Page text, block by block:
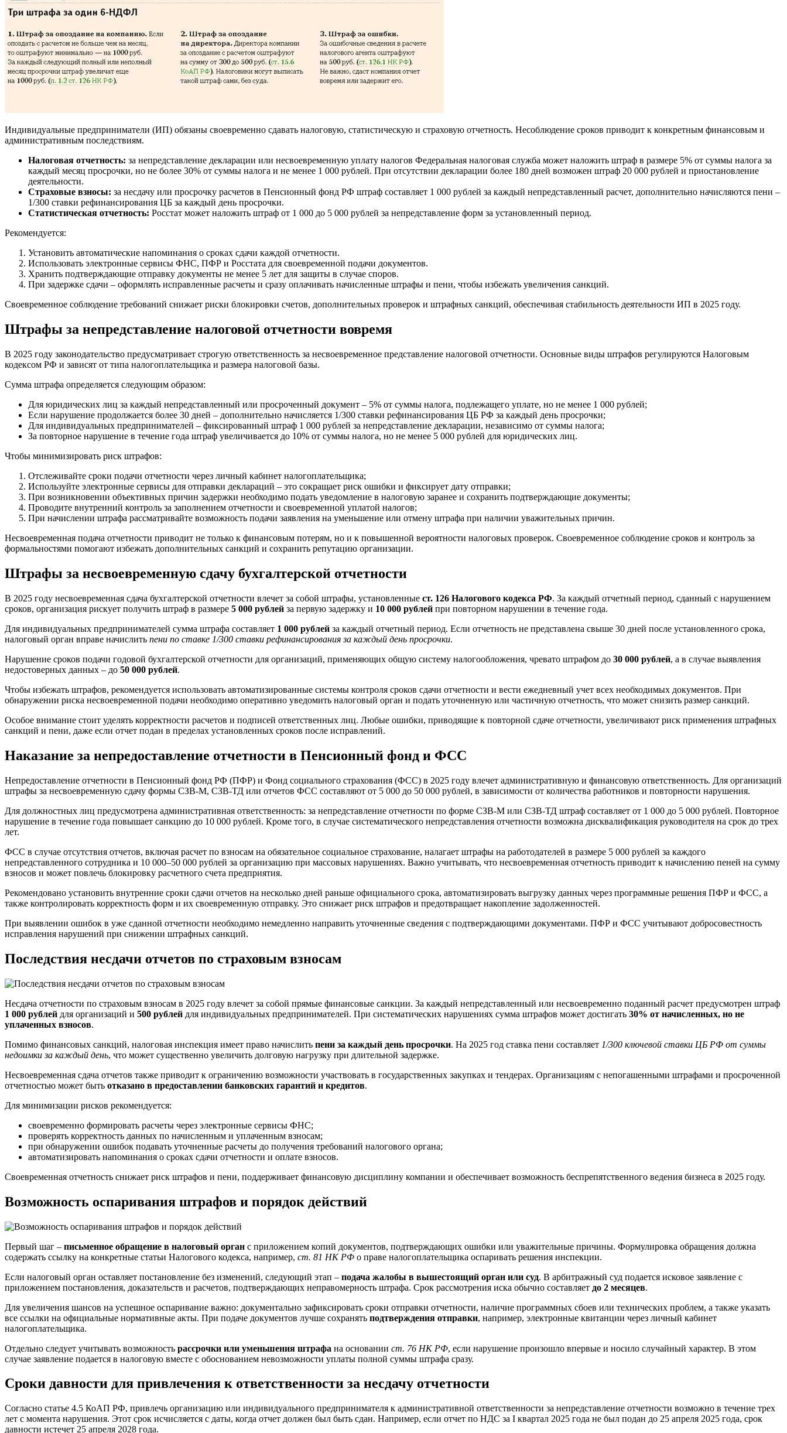
Индивидуальные предприниматели (ИП) обязаны своевременно сдавать налоговую, статистическую и страховую отчетность. Несоблюдение сроков приводит к конкретным финансовым и
административным последствиям.
Налоговая отчетность: за непредставление декларации или несвоевременную уплату налогов Федеральная налоговая служба может наложить штраф в размере 5% от суммы налога за
каждый месяц просрочки, но не более 30% от суммы налога и не менее 1 000 рублей. При отсутствии декларации более 180 дней возможен штраф 20 000 рублей и приостановление
деятельности.
Страховые взносы: за несдачу или просрочку расчетов в Пенсионный фонд РФ штраф составляет 1 000 рублей за каждый непредставленный расчет, дополнительно начисляются пени –
1/300 ставки рефинансирования ЦБ за каждый день просрочки.
Статистическая отчетность: Росстат может наложить штраф от 1 000 до 5 000 рублей за непредставление форм за установленный период.
Рекомендуется:
Установить автоматические напоминания о сроках сдачи каждой отчетности.
Использовать электронные сервисы ФНС, ПФР и Росстата для своевременной подачи документов.
Хранить подтверждающие отправку документы не менее 5 лет для защиты в случае споров.
При задержке сдачи – оформлять исправленные расчеты и сразу оплачивать начисленные штрафы и пени, чтобы избежать увеличения санкций.
Своевременное соблюдение требований снижает риски блокировки счетов, дополнительных проверок и штрафных санкций, обеспечивая стабильность деятельности ИП в 2025 году.
Штрафы за непредставление налоговой отчетности вовремя
В 2025 году законодательство предусматривает строгую ответственность за несвоевременное представление налоговой отчетности. Основные виды штрафов регулируются Налоговым
кодексом РФ и зависят от типа налогоплательщика и размера налоговой базы.
Сумма штрафа определяется следующим образом:
Для юридических лиц за каждый непредставленный или просроченный документ – 5% от суммы налога, подлежащего уплате, но не менее 1 000 рублей;
Если нарушение продолжается более 30 дней – дополнительно начисляется 1/300 ставки рефинансирования ЦБ РФ за каждый день просрочки;
Для индивидуальных предпринимателей – фиксированный штраф 1 000 рублей за непредставление декларации, независимо от суммы налога;
За повторное нарушение в течение года штраф увеличивается до 10% от суммы налога, но не менее 5 000 рублей для юридических лиц.
Чтобы минимизировать риск штрафов:
Отслеживайте сроки подачи отчетности через личный кабинет налогоплательщика;
Используйте электронные сервисы для отправки деклараций – это сокращает риск ошибки и фиксирует дату отправки;
При возникновении объективных причин задержки необходимо подать уведомление в налоговую заранее и сохранить подтверждающие документы;
Проводите внутренний контроль за заполнением отчетности и своевременной уплатой налогов;
При начислении штрафа рассматривайте возможность подачи заявления на уменьшение или отмену штрафа при наличии уважительных причин.
Несвоевременная подача отчетности приводит не только к финансовым потерям, но и к повышенной вероятности налоговых проверок. Своевременное соблюдение сроков и контроль за
формальностями помогают избежать дополнительных санкций и сохранить репутацию организации.
Штрафы за несвоевременную сдачу бухгалтерской отчетности
В 2025 году несвоевременная сдача бухгалтерской отчетности влечет за собой штрафы, установленные ст. 126 Налогового кодекса РФ. За каждый отчетный период, сданный с нарушением
сроков, организация рискует получить штраф в размере 5 000 рублей за первую задержку и 10 000 рублей при повторном нарушении в течение года.
Для индивидуальных предпринимателей сумма штрафа составляет 1 000 рублей за каждый отчетный период. Если отчетность не представлена свыше 30 дней после установленного срока,
налоговый орган вправе начислить пени по ставке 1/300 ставки рефинансирования за каждый день просрочки.
Нарушение сроков подачи годовой бухгалтерской отчетности для организаций, применяющих общую систему налогообложения, чревато штрафом до 30 000 рублей, а в случае выявления
недостоверных данных – до 50 000 рублей.
Чтобы избежать штрафов, рекомендуется использовать автоматизированные системы контроля сроков сдачи отчетности и вести ежедневный учет всех необходимых документов. При
обнаружении риска несвоевременной подачи необходимо оперативно уведомить налоговый орган и подать уточненную или частичную отчетность, что может снизить размер санкций.
Особое внимание стоит уделять корректности расчетов и подписей ответственных лиц. Любые ошибки, приводящие к повторной сдаче отчетности, увеличивают риск применения штрафных
санкций и пени, даже если отчет подан в пределах установленных сроков после исправлений.
Наказание за непредоставление отчетности в Пенсионный фонд и ФСС
Непредоставление отчетности в Пенсионный фонд РФ (ПФР) и Фонд социального страхования (ФСС) в 2025 году влечет административную и финансовую ответственность. Для организаций
штрафы за несвоевременную сдачу формы СЗВ-М, СЗВ-ТД или отчетов ФСС составляют от 5 000 до 50 000 рублей, в зависимости от количества работников и повторности нарушения.
Для должностных лиц предусмотрена административная ответственность: за непредставление отчетности по форме СЗВ-М или СЗВ-ТД штраф составляет от 1 000 до 5 000 рублей. Повторное
нарушение в течение года повышает санкцию до 10 000 рублей. Кроме того, в случае систематического непредставления отчетности возможна дисквалификация руководителя на срок до трех
лет.
ФСС в случае отсутствия отчетов, включая расчет по взносам на обязательное социальное страхование, налагает штрафы на работодателей в размере 5 000 рублей за каждого
непредставленного сотрудника и 10 000–50 000 рублей за организацию при массовых нарушениях. Важно учитывать, что несвоевременная отчетность приводит к начислению пеней на сумму
взносов и может повлечь блокировку расчетного счета предприятия.
Рекомендовано установить внутренние сроки сдачи отчетов на несколько дней раньше официального срока, автоматизировать выгрузку данных через программные решения ПФР и ФСС, а
также контролировать корректность форм и их своевременную отправку. Это снижает риск штрафов и предотвращает накопление задолженностей.
При выявлении ошибок в уже сданной отчетности необходимо немедленно направить уточненные сведения с подтверждающими документами. ПФР и ФСС учитывают добросовестность
исправления нарушений при снижении штрафных санкций.
Последствия несдачи отчетов по страховым взносам
Несдача отчетности по страховым взносам в 2025 году влечет за собой прямые финансовые санкции. За каждый непредставленный или несвоевременно поданный расчет предусмотрен штраф
1 000 рублей для организаций и 500 рублей для индивидуальных предпринимателей. При систематических нарушениях сумма штрафов может достигать 30% от начисленных, но не
уплаченных взносов.
Помимо финансовых санкций, налоговая инспекция имеет право начислить пени за каждый день просрочки. На 2025 год ставка пени составляет 1/300 ключевой ставки ЦБ РФ от суммы
недоимки за каждый день, что может существенно увеличить долговую нагрузку при длительной задержке.
Несвоевременная сдача отчетов также приводит к ограничению возможности участвовать в государственных закупках и тендерах. Организациям с непогашенными штрафами и просроченной
отчетностью может быть отказано в предоставлении банковских гарантий и кредитов.
Для минимизации рисков рекомендуется:
своевременно формировать расчеты через электронные сервисы ФНС;
проверять корректность данных по начисленным и уплаченным взносам;
при обнаружении ошибок подавать уточненные расчеты до получения требований налогового органа;
автоматизировать напоминания о сроках сдачи отчетности и оплате взносов.
Своевременная отчетность снижает риск штрафов и пени, поддерживает финансовую дисциплину компании и обеспечивает возможность беспрепятственного ведения бизнеса в 2025 году.
Возможность оспаривания штрафов и порядок действий
Первый шаг – письменное обращение в налоговый орган с приложением копий документов, подтверждающих ошибки или уважительные причины. Формулировка обращения должна
содержать ссылку на конкретные статьи Налогового кодекса, например, ст. 81 НК РФ о праве налогоплательщика оспаривать решения инспекции.
Если налоговый орган оставляет постановление без изменений, следующий этап – подача жалобы в вышестоящий орган или суд. В арбитражный суд подается исковое заявление с
приложением постановления, доказательств и расчетов, подтверждающих неправомерность штрафа. Срок рассмотрения иска обычно составляет до 2 месяцев.
Для увеличения шансов на успешное оспаривание важно: документально зафиксировать сроки отправки отчетности, наличие программных сбоев или технических проблем, а также указать
все ссылки на официальные нормативные акты. При подаче документов лучше сохранять подтверждения отправки, например, электронные квитанции через личный кабинет
налогоплательщика.
Отдельно следует учитывать возможность рассрочки или уменьшения штрафа на основании ст. 76 НК РФ, если нарушение произошло впервые и носило случайный характер. В этом
случае заявление подается в налоговую вместе с обоснованием невозможности уплаты полной суммы штрафа сразу.
Сроки давности для привлечения к ответственности за несдачу отчетности
Согласно статье 4.5 КоАП РФ, привлечь организацию или индивидуального предпринимателя к административной ответственности за непредставление отчетности возможно в течение трех
лет с момента нарушения. Этот срок исчисляется с даты, когда отчет должен был быть сдан. Например, если отчет по НДС за I квартал 2025 года не был подан до 25 апреля 2025 года, срок
давности истечет 25 апреля 2028 года.